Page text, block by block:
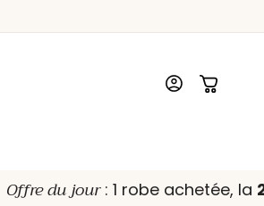
ConnexionPanier
Offre du jour : 1 robe achetée,